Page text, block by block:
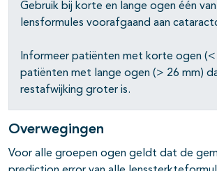
Gebruik bij korte en lange ogen één
lensformules voorafgaand aan
Informeer patiënten met korte ogen (<
patiënten met lange ogen (> 26 mm)
restafwijking groter is.
Overwegingen
Voor alle groepen ogen geldt dat de